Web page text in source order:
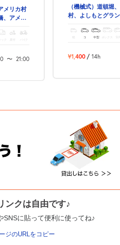
メリカ村
、アメリ
ック バイク
〜 21:00
（機械式）道頓堀
村、よしもとグラ
軽 コ 中型 ボックス
¥1,400 / 14h
ンクは自由です♪
SNSに貼って便利に使ってね♪
ジのURLをコピー